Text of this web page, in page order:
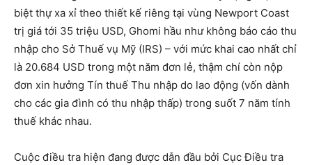
biệt thự xa xỉ theo thiết kế riêng tại vùng Newport Coast
trị giá tới 35 triệu USD, Ghomi hầu như không báo cáo thu
nhập cho Sở Thuế vụ Mỹ (IRS) – với mức khai cao nhất chỉ
là 20.684 USD trong một năm đơn lẻ, thậm chí còn nộp
đơn xin hưởng Tín thuế Thu nhập do lao động (vốn dành
cho các gia đình có thu nhập thấp) trong suốt 7 năm tính
thuế khác nhau.
Cuộc điều tra hiện đang được dẫn đầu bởi Cục Điều tra